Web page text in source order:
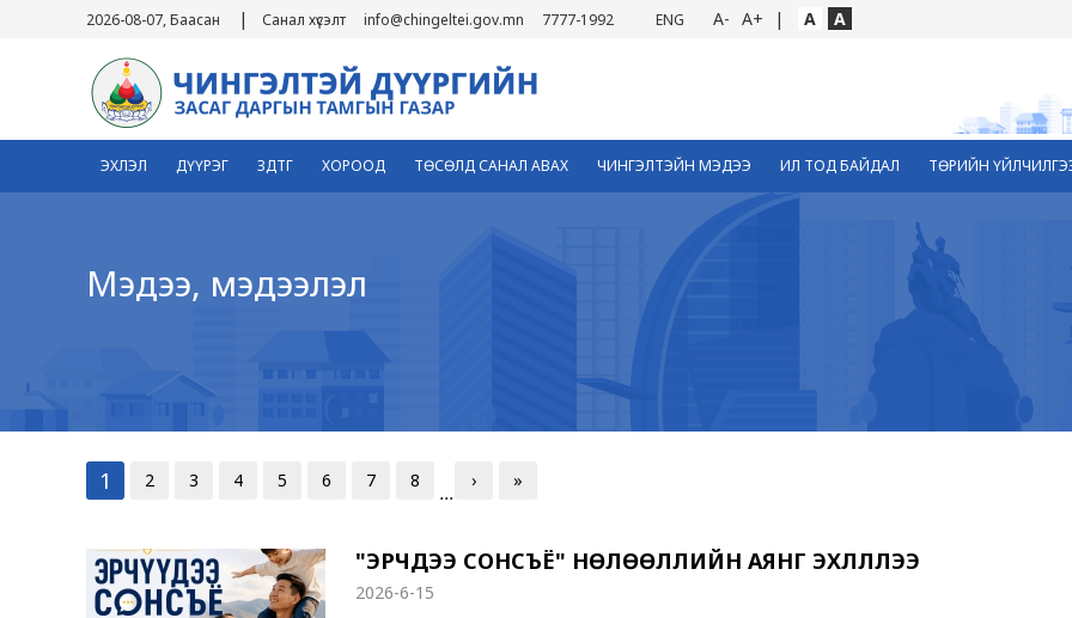
2026-08-07, Баасан | Санал хүсэлт info@chingeltei.gov.mn 7777-1992 ENG A- A+ | A A
ЭХЛЭЛ ДҮҮРЭГ ЗДТГ ХОРООД ТӨСӨЛД САНАЛ АВАХ ЧИНГЭЛТЭЙН МЭДЭЭ ИЛ ТОД БАЙДАЛ ТӨРИЙН
Мэдээ, мэдээлэл
1 2 3 4 5 6 7 8
...
› »
"ЭРЧҮҮДЭЭ СОНСЪЁ" НӨЛӨӨЛЛИЙН АЯНГ ЭХЛҮҮЛЛЭЭ
2026-6-15